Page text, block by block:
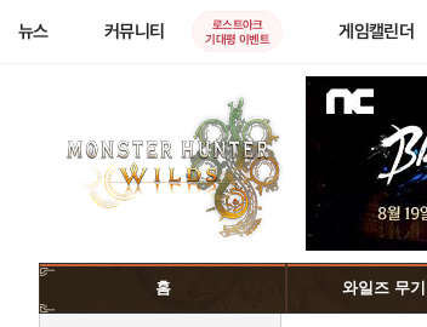
뉴스 커뮤니티
로스트아크
기대평 이벤트
게임캘린더
홈 와일즈 무